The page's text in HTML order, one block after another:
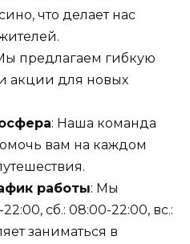
что делает нас
предлагаем гибкую
акции для новых
: Наша команда
вам на каждом
работы: Мы
сб.: 08:00-22:00, вс.:
заниматься в